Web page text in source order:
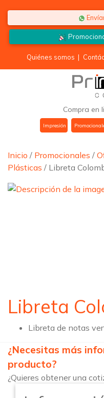
Quiénes somos |
Compra en
Impresión
Inicio / Promocionales /
Plásticas / Libreta
Libreta
Libreta de notas
¿Necesitas más
producto?
¿Quieres obtener una